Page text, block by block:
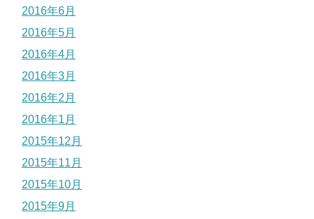
2016年6月
2016年5月
2016年4月
2016年3月
2016年2月
2016年1月
2015年12月
2015年11月
2015年10月
2015年9月